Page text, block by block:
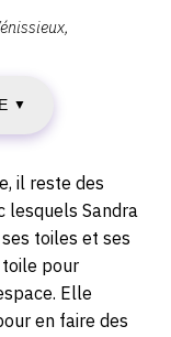
▼
il reste des
lesquels Sandra
toiles et ses
toile pour
Elle
en faire des